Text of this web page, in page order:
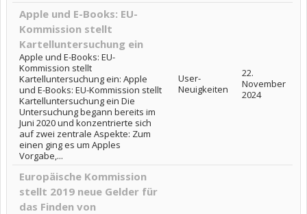
Apple und E-Books: EU-
Kommission stellt
Kartelluntersuchung ein
Apple und E-Books: EU-
Kommission stellt
Kartelluntersuchung ein: Apple
und E-Books: EU-Kommission stellt
Kartelluntersuchung ein Die
Untersuchung begann bereits im
Juni 2020 und konzentrierte sich
auf zwei zentrale Aspekte: Zum
einen ging es um Apples
Vorgabe,...
User-
Neuigkeiten
22.
November
2024
Europäische Kommission
stellt 2019 neue Gelder für
das Finden von